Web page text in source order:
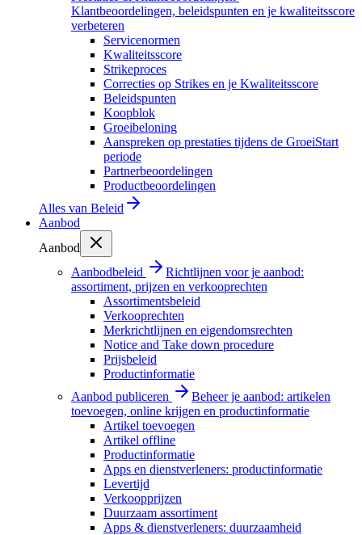
Klantbeoordelingen, beleidspunten en je kwaliteitsscore
verbeteren
Servicenormen
Kwaliteitsscore
Strikeproces
Correcties op Strikes en je Kwaliteitsscore
Beleidspunten
Koopblok
Groeibeloning
Aanspreken op prestaties tijdens de GroeiStart
periode
Partnerbeoordelingen
Productbeoordelingen
Alles van Beleid
Aanbod
Aanbod
Aanbodbeleid
Richtlijnen voor je aanbod:
assortiment, prijzen en verkooprechten
Assortimentsbeleid
Verkooprechten
Merkrichtlijnen en eigendomsrechten
Notice and Take down procedure
Prijsbeleid
Productinformatie
Aanbod publiceren
Beheer je aanbod: artikelen
toevoegen, online krijgen en productinformatie
Artikel toevoegen
Artikel offline
Productinformatie
Apps en dienstverleners: productinformatie
Levertijd
Verkoopprijzen
Duurzaam assortiment
Apps & dienstverleners: duurzaamheid